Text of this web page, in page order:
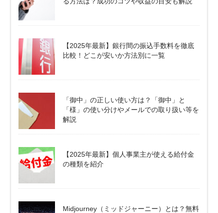
【2025年最新】銀行間の振込手数料を徹底
比較！どこが安いか方法別に一覧
「御中」の正しい使い方は？「御中」と
「様」の使い分けやメールでの取り扱い等を
解説
【2025年最新】個人事業主が使える給付金
の種類を紹介
Midjourney（ミッドジャーニー）とは？無料